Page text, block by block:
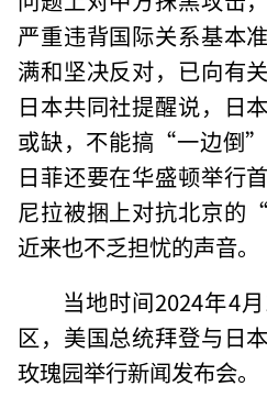
严重违背国际关系基本
满和坚决反对，已向有
日本共同社提醒说，日
或缺，不能搞“一边倒
日菲还要在华盛顿举行
尼拉被捆上对抗北京
近来也不乏担忧的声音。
当地时间2024年4
区，美国总统拜登与日
玫瑰园举行新闻发布会。